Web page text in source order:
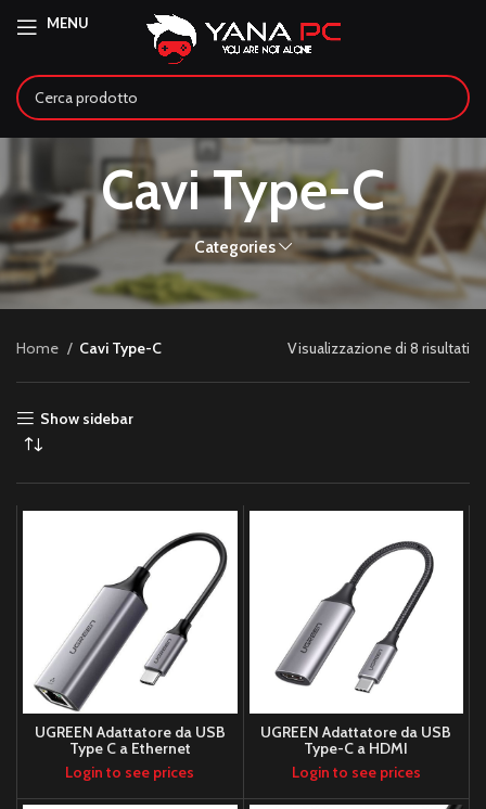
MENU
Cavi Type-C
Categories
Home Cavi Type-C Visualizzazione di 8 risultati
Show sidebar
UGREEN Adattatore da USB
Type C a Ethernet
10/100/1000M (Space
Gray)
Login to see prices
UGREEN Adattatore da USB
Type-C a HDMI
Login to see prices